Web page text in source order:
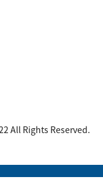
All Rights Reserved.